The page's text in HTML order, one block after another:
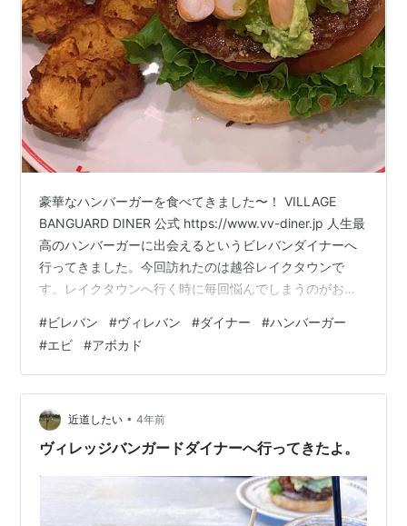
豪華なハンバーガーを食べてきました〜！ VILLAGE
BANGUARD DINER 公式 https://www.vv-diner.jp 人生最
高のハンバーガーに出会えるというビレバンダイナーへ
行ってきました。今回訪れたのは越谷レイクタウンで
す。レイクタウンへ行く時に毎回悩んでしまうのがお昼
たいお店が多い越谷レイクタウン。でも結局ハンバーガ
ーを食べたくなる時はこちらに来ちゃいます。大きいハ
ンバーガーを豪快に食べたい！そんな欲望を叶えてくれ
るお店です。 ハンバーガーやパンケーキを食べられるお
店ですが毎回悩んだ上で結局ハンバーガーを食べます。
今…
#ビレバン #ヴィレバン #ダイナー #ハンバーガー
#エビ #アボカド
近道したい • 4年前
ヴィレッジバンガードダイナーへ行ってきたよ。